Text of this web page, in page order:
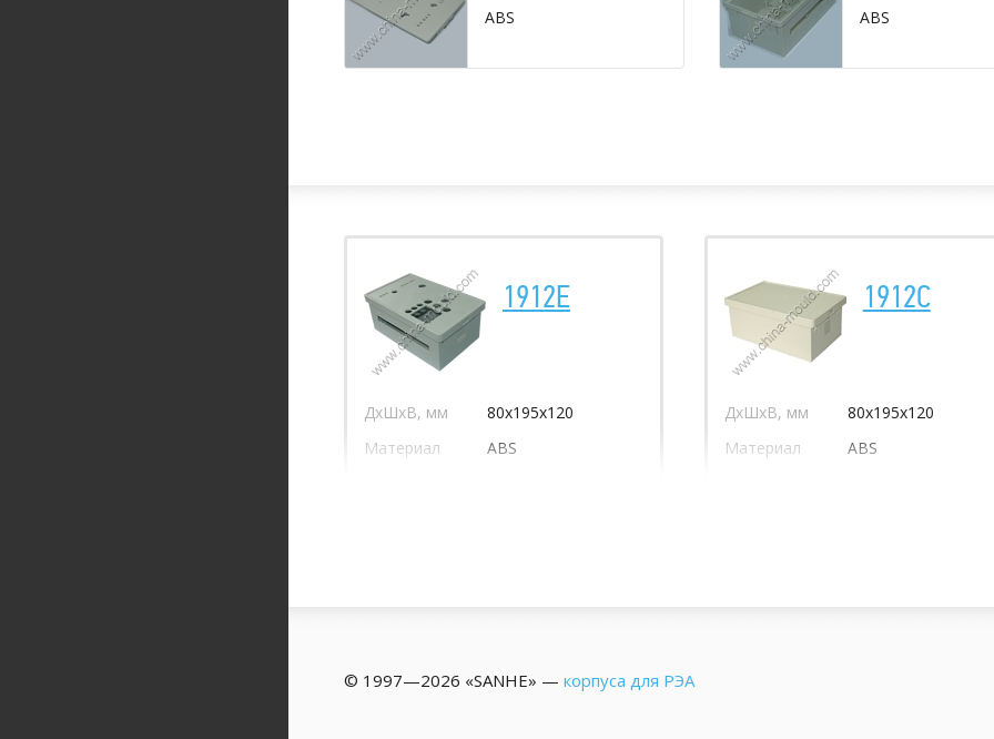
ABS ABS
1912E
ДхШхВ, мм
80х195х120
Материал
ABS
1912C
ДхШхВ, мм
80х195х120
Материал
ABS
© 1997—2026 «SANHE» — корпуса для РЭА